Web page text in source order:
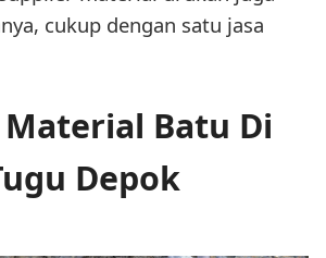
cukup dengan satu jasa
Batu Di
Depok